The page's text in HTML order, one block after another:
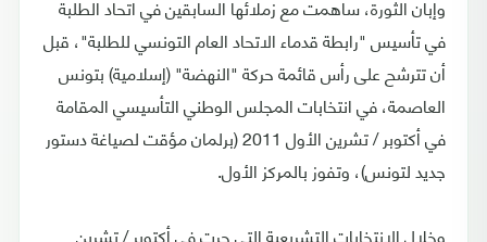
وإبان الثورة، ساهمت مع زملائها السابقين في اتحاد الطلبة
في تأسيس "رابطة قدماء الاتحاد العام التونسي للطلبة"، قبل
أن تترشح على رأس قائمة حركة "النهضة" (إسلامية) بتونس
العاصمة، في انتخابات المجلس الوطني التأسيسي المقامة
في أكتوبر / تشرين الأول 2011 (برلمان مؤقت لصياغة دستور
جديد لتونس)، وتفوز بالمركز الأول.
وخلال الانتخابات التشريعية التي جرت في أكتوبر / تشرين